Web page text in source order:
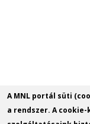
A MNL portál süti
a rendszer. A